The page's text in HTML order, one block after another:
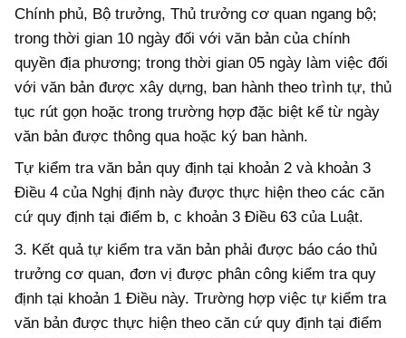
Chính phủ, Bộ trưởng, Thủ trưởng cơ quan ngang bộ;
trong thời gian 10 ngày đối với văn bản của chính
quyền địa phương; trong thời gian 05 ngày làm việc đối
với văn bản được xây dựng, ban hành theo trình tự, thủ
tục rút gọn hoặc trong trường hợp đặc biệt kể từ ngày
văn bản được thông qua hoặc ký ban hành.
Tự kiểm tra văn bản quy định tại khoản 2 và khoản 3
Điều 4 của Nghị định này được thực hiện theo các căn
cứ quy định tại điểm b, c khoản 3 Điều 63 của Luật.
3. Kết quả tự kiểm tra văn bản phải được báo cáo thủ
trưởng cơ quan, đơn vị được phân công kiểm tra quy
định tại khoản 1 Điều này. Trường hợp việc tự kiểm tra
văn bản được thực hiện theo căn cứ quy định tại điểm